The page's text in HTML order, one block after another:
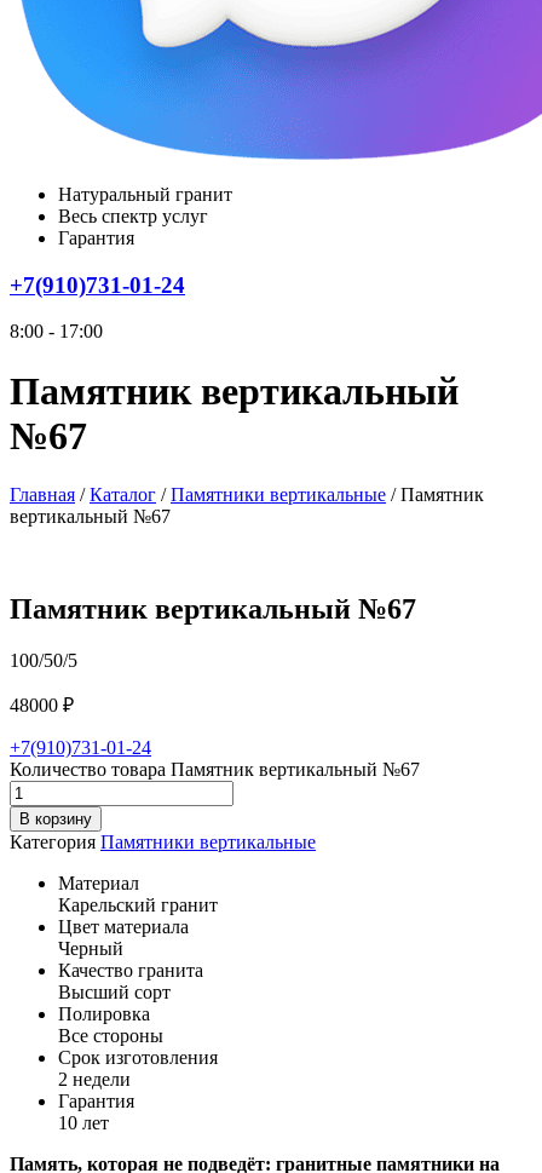
Натуральный гранит
Весь спектр услуг
Гарантия
+7(910)731-01-24
8:00 - 17:00
Памятник вертикальный
№67
Главная /Каталог /Памятники вертикальные /Памятник
вертикальный №67
Памятник вертикальный №67
100/50/5
48000 ₽
+7(910)731-01-24
Количество товара Памятник вертикальный №67
В корзину
Категория Памятники вертикальные
Материал
Карельский гранит
Цвет материала
Черный
Качество гранита
Высший сорт
Полировка
Все стороны
Срок изготовления
2 недели
Гарантия
10 лет
Память, которая не подведёт: гранитные памятники на